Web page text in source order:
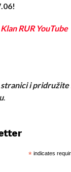
Klan RUR YouTube
i pridružite
.
* indicates